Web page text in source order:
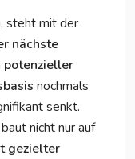
steht mit der
nächste
potenzieller
nochmals
senkt.
baut nicht nur auf
gezielter